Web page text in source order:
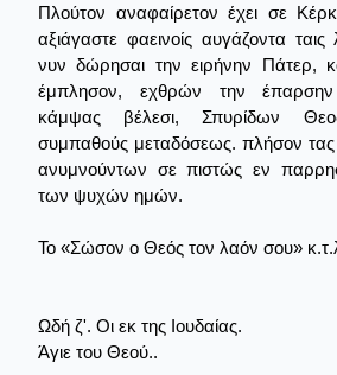
Πλούτον αναφαίρετον έχει σε
αξιάγαστε φαεινοίς αυγάζοντα
νυν δώρησαι την ειρήνην Πάτερ,
έμπλησον, εχθρών την
κάμψας βέλεσι, Σπυρίδων
συμπαθούς μεταδόσεως. πλήσον
ανυμνούντων σε πιστώς εν
των ψυχών ημών.
Το «Σώσον ο Θεός τον λαόν σου»
Ωδή ζ'. Οι εκ της Ιουδαίας.
Άγιε του Θεού..